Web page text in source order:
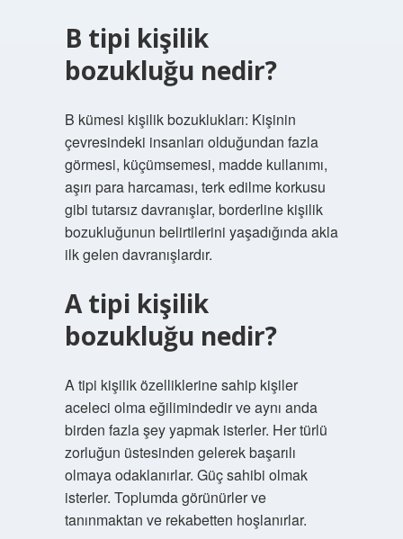
B tipi kişilik
bozukluğu nedir?
B kümesi kişilik bozuklukları: Kişinin
çevresindeki insanları olduğundan fazla
görmesi, küçümsemesi, madde kullanımı,
aşırı para harcaması, terk edilme korkusu
gibi tutarsız davranışlar, borderline kişilik
bozukluğunun belirtilerini yaşadığında akla
ilk gelen davranışlardır.
A tipi kişilik
bozukluğu nedir?
A tipi kişilik özelliklerine sahip kişiler
aceleci olma eğilimindedir ve aynı anda
birden fazla şey yapmak isterler. Her türlü
zorluğun üstesinden gelerek başarılı
olmaya odaklanırlar. Güç sahibi olmak
isterler. Toplumda görünürler ve
tanınmaktan ve rekabetten hoşlanırlar.